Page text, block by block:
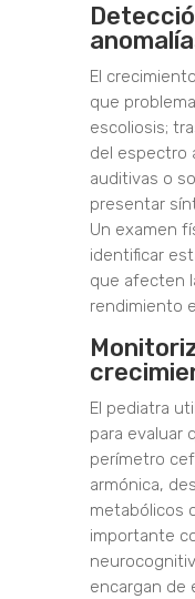
El
que
escoliosis;
del espectro
auditivas o
presentar
Un examen
identificar
que afecten
rendimiento
El pediatra
para evaluar
perímetro
armónica,
metabólicos
importante
encargan de